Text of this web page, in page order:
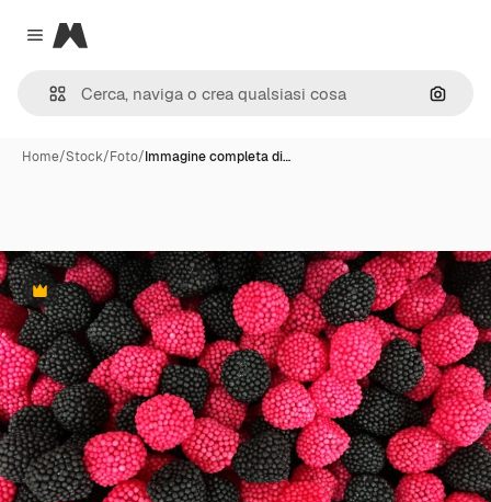
Close menu
Magnific
Cerca
Home/Stock/Foto/Immagine completa di…
Premium